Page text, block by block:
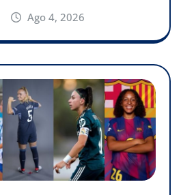
Ago 4, 2026